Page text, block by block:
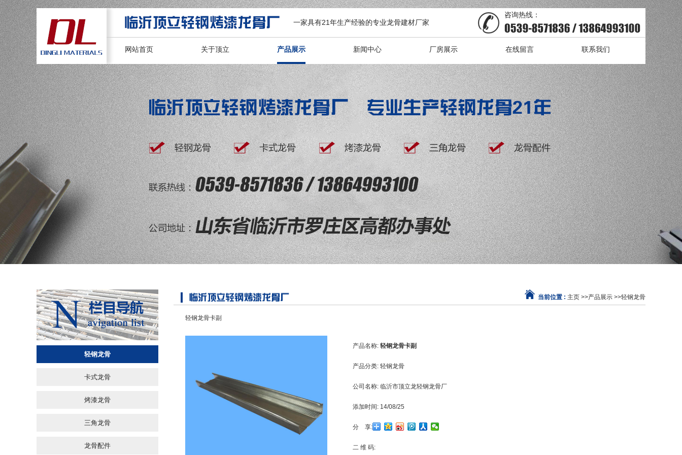
一家具有21年生产经验的专业龙骨建材厂家
咨询热线：
网站首页 关于顶立 产品展示 新闻中心 厂房展示 在线留言 联系我们
当前位置 : 主页 >>产品展示 >>轻钢龙骨
轻钢龙骨卡副
产品名称: 轻钢龙骨卡副
产品分类: 轻钢龙骨
公司名称: 临沂市顶立龙轻钢龙骨厂
添加时间: 14/08/25
分 享:
二 维 码:
轻钢龙骨
卡式龙骨
烤漆龙骨
三角龙骨
龙骨配件